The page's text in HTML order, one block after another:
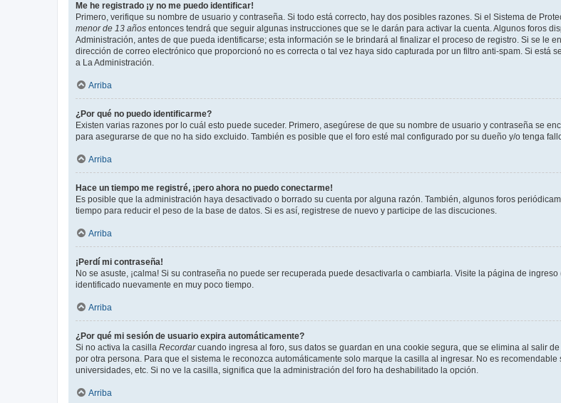
Me he registrado ¡y no me puedo identificar!
Primero, verifique su nombre de usuario y contraseña. Si todo está correcto, hay dos posibles razones. Si el Sistema de
menor de 13 años entonces tendrá que seguir algunas instrucciones que se le darán para activar la cuenta. Algunos foros
Administración, antes de que pueda identificarse; esta información se le brindará al finalizar el proceso de registro. Si se le
dirección de correo electrónico que proporcionó no es correcta o tal vez haya sido capturada por un filtro anti-spam. Si
a La Administración.
Arriba
¿Por qué no puedo identificarme?
Existen varias razones por lo cuál esto puede suceder. Primero, asegúrese de que su nombre de usuario y contraseña se
para asegurarse de que no ha sido excluido. También es posible que el foro esté mal configurado por su dueño y/o tenga
Arriba
Hace un tiempo me registré, ¡pero ahora no puedo conectarme!
Es posible que la administración haya desactivado o borrado su cuenta por alguna razón. También, algunos foros
tiempo para reducir el peso de la base de datos. Si es así, registrese de nuevo y participe de las discuciones.
Arriba
¡Perdí mi contraseña!
No se asuste, ¡calma! Si su contraseña no puede ser recuperada puede desactivarla o cambiarla. Visite la página de
identificado nuevamente en muy poco tiempo.
Arriba
¿Por qué mi sesión de usuario expira automáticamente?
Si no activa la casilla Recordarcuando ingresa al foro, sus datos se guardan en una cookie segura, que se elimina al salir
por otra persona. Para que el sistema le reconozca automáticamente solo marque la casilla al ingresar. No es
universidades, etc. Si no ve la casilla, significa que la administración del foro ha deshabilitado la opción.
Arriba